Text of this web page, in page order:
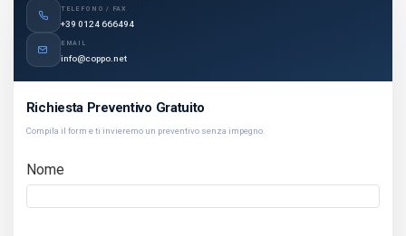
TELEFONO / FAX
+39 0124 666494
EMAIL
info@coppo.net
Richiesta Preventivo Gratuito
Compila il form e ti invieremo un preventivo senza impegno.
Nome